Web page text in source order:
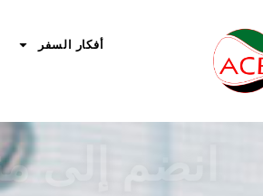
أفكار السفر
انضم إلى